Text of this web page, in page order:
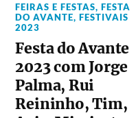
FEIRAS E FESTAS,FESTA
DO AVANTE,FESTIVAIS
2023
Festa do Avante
2023 com Jorge
Palma, Rui
Reininho, Tim,